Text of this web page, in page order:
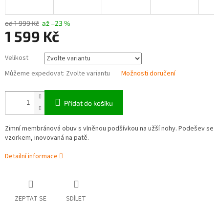
od 1 999 Kč až –23 %
1 599 Kč
cena:
Velikost
Můžeme expedovat: Zvolte variantu Možnosti doručení
Přidat do košíku
Zimní membránová obuv s vlněnou podšívkou na užší nohy. Podešev se
vzorkem, inovovaná na patě.
Detailní informace
ZEPTAT SE SDÍLET